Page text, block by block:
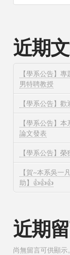
近期
【學系公告】
男特聘教授
【學系公告】
【學系公告】
論文發表
【學系公告】
【賀~本系吳一
助】👍👍👍
近期
尚無留言可供顯示。